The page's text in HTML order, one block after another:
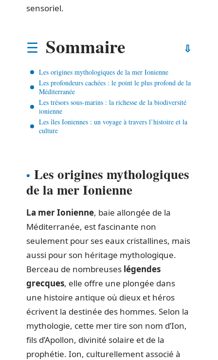
sensoriel.
Sommaire
Les origines mythologiques de la mer Ionienne
Les profondeurs cachées : le point le plus profond de la
Méditerranée
Les trésors sous-marins : la richesse de la biodiversité
ionienne
Les îles Ioniennes : un voyage à travers l’histoire et la
culture
Les origines mythologiques
de la mer Ionienne
La mer Ionienne, baie allongée de la
Méditerranée, est fascinante non
seulement pour ses eaux cristallines, mais
aussi pour son héritage mythologique.
Berceau de nombreuses légendes
grecques, elle offre une plongée dans
une histoire antique où dieux et héros
écrivent la destinée des hommes. Selon la
mythologie, cette mer tire son nom d’Ion,
fils d’Apollon, divinité solaire et de la
prophétie. Ion, culturellement associé à